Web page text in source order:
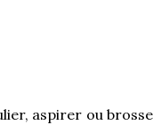
aspirer ou